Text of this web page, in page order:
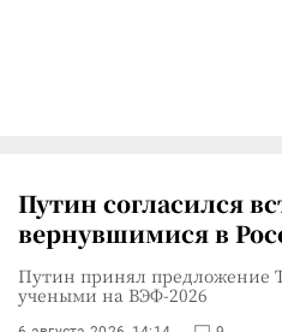
Путин согласился
вернувшимися в
Путин принял предложение
учеными на ВЭФ-2026